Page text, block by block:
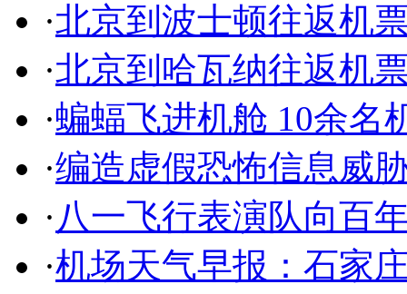
·北京到波士顿往返机
·北京到哈瓦纳往返机
·蝙蝠飞进机舱 10余名
·编造虚假恐怖信息威
· 八一飞行表演队向百
·机场天气早报：石家